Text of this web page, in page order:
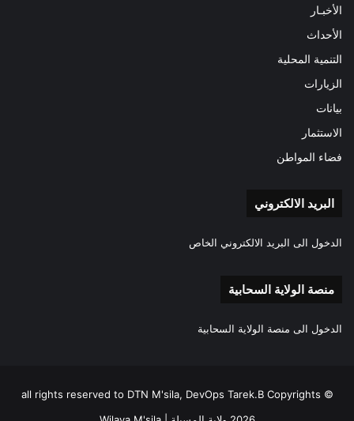
الأخبـار
الأحداث
التنمية المحلية
الزيارات
بيانات
الاستثمار
فضاء المواطن
البريد الالكتروني
الدخول الى البريد الالكتروني الخاص
منصة الولاية السحابية
الدخول الى منصة الولاية السحابية
all rights reserved to DTN M'sila, DevOps Tarek.B Copyrights ©